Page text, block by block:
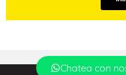
Chatea con